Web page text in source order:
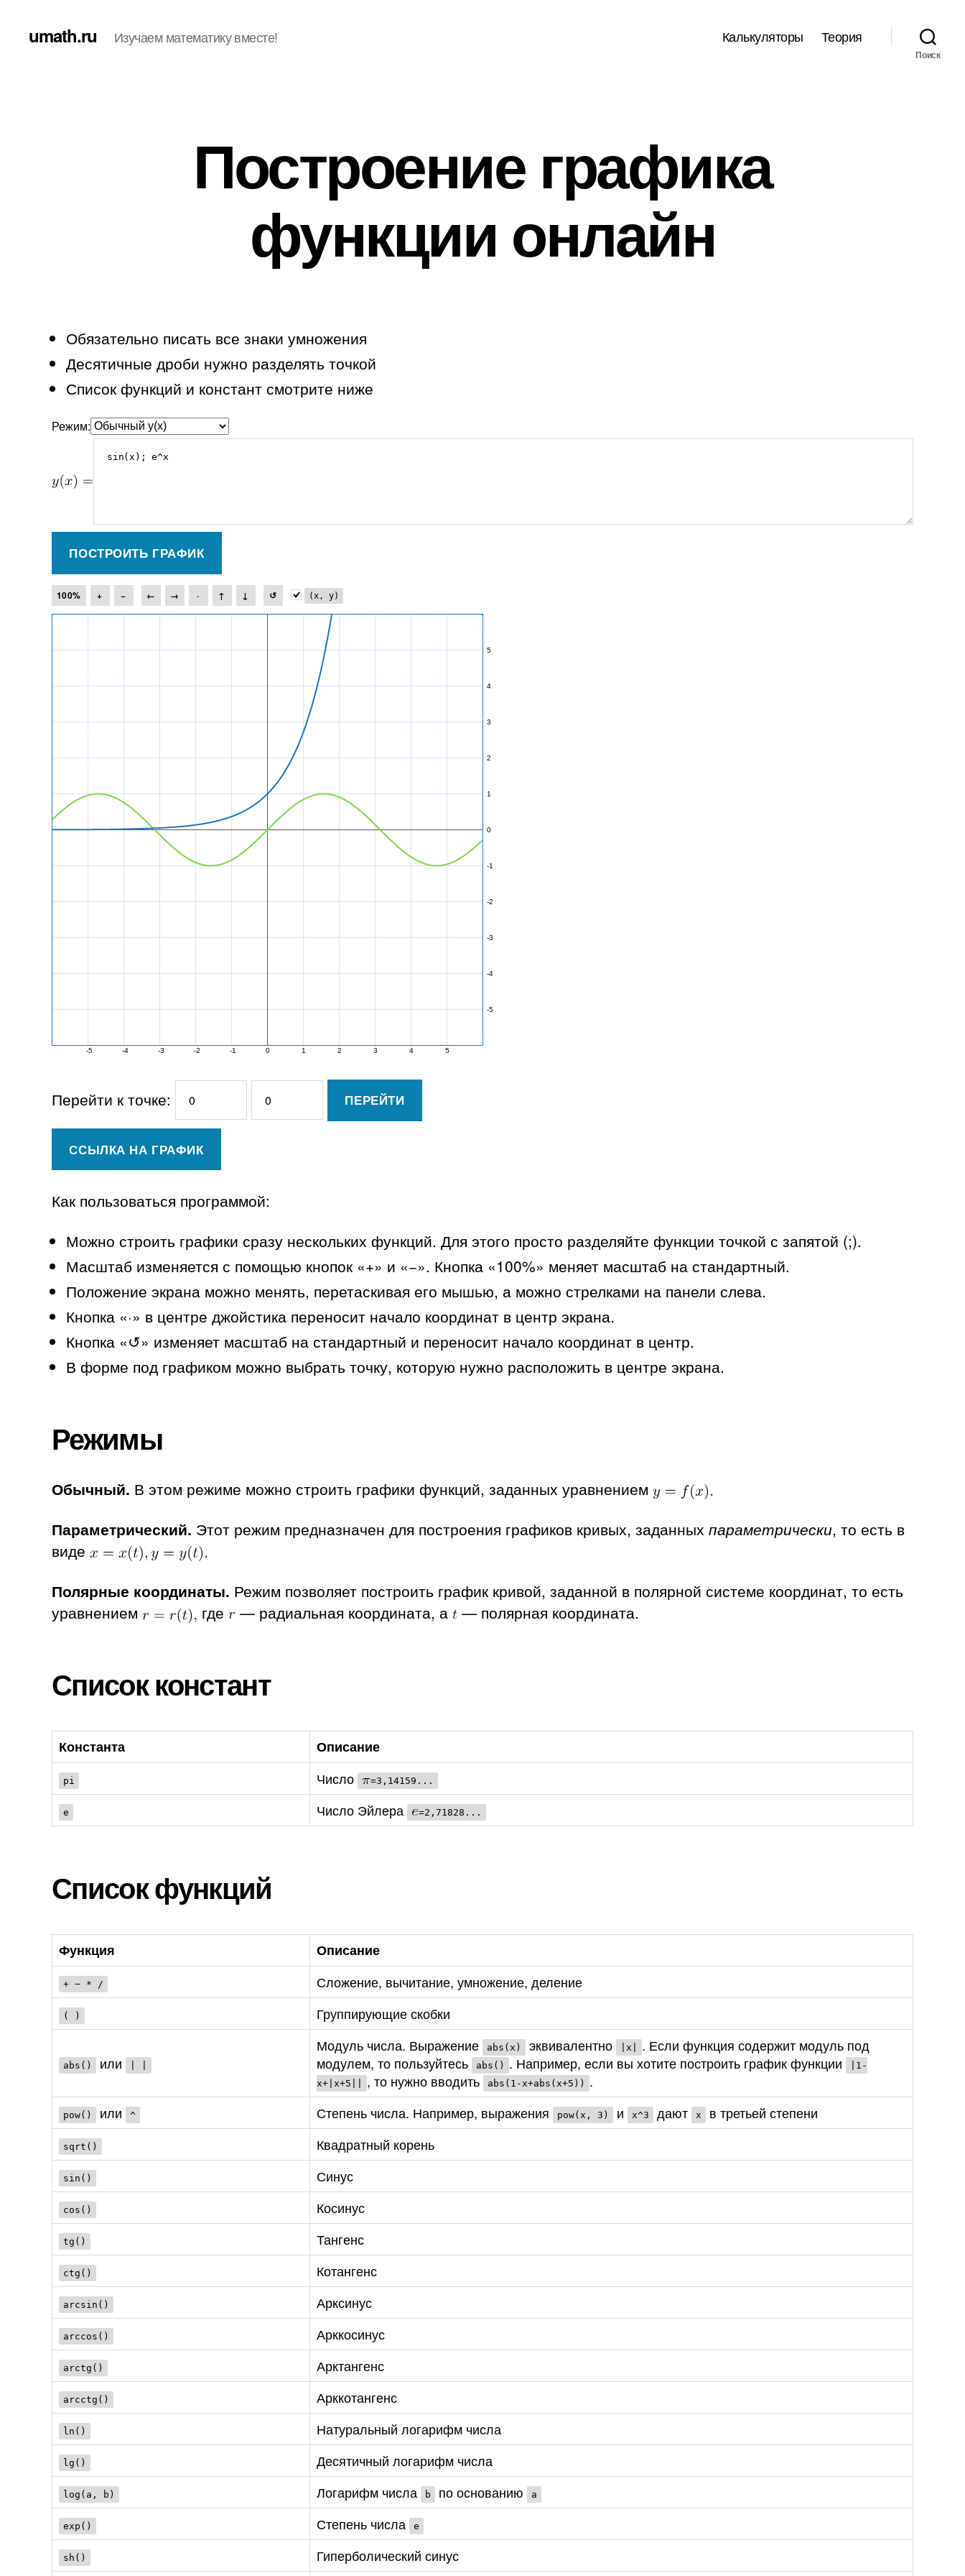
umath.ru Изучаем математику вместе! Калькуляторы Теория
Поиск
Построение графика
функции онлайн
Обязательно писать все знаки умножения
Десятичные дроби нужно разделять точкой
Список функций и констант смотрите ниже
Режим:
(x, y)
Перейти к точке:
Как пользоваться программой:
Можно строить графики сразу нескольких функций. Для этого просто разделяйте функции точкой с запятой (;).
Масштаб изменяется с помощью кнопок «+» и «−». Кнопка «100%» меняет масштаб на стандартный.
Положение экрана можно менять, перетаскивая его мышью, а можно стрелками на панели слева.
Кнопка «·» в центре джойстика переносит начало координат в центр экрана.
Кнопка «↺» изменяет масштаб на стандартный и переносит начало координат в центр.
В форме под графиком можно выбрать точку, которую нужно расположить в центре экрана.
Режимы
Обычный. В этом режиме можно строить графики функций, заданных уравнением
Параметрический. Этот режим предназначен для построения графиков кривых, заданных параметрически, то есть в
виде
Полярные координаты. Режим позволяет построить график кривой, заданной в полярной системе координат, то есть
уравнением
где — радиальная координата, а — полярная координата.
Список констант
Константа Описание
pi Число =3,14159...
e Число Эйлера =2,71828...
Список функций
Функция Описание
+ − * / Сложение, вычитание, умножение, деление
( ) Группирующие скобки
abs() или
Модуль числа. Выражение abs(x) эквивалентно |x|
. Если функция содержит модуль под
модулем, то пользуйтесь
abs() . Например, если вы хотите построить график функции
|1-
x+|x+5||
, то нужно вводить abs(1-x+abs(x+5)) .
pow() или ^ Степень числа. Например, выражения pow(x, 3) и x^3 дают x в третьей степени
sqrt() Квадратный корень
sin() Синус
cos() Косинус
tg() Тангенс
ctg() Котангенс
arcsin() Арксинус
arccos() Арккосинус
arctg() Арктангенс
arcctg() Арккотангенс
ln() Натуральный логарифм числа
lg() Десятичный логарифм числа
log(a, b) Логарифм числа b по основанию a
exp() Степень числа e
sh() Гиперболический синус